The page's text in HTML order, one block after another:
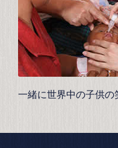
一緒に世界中の子供の